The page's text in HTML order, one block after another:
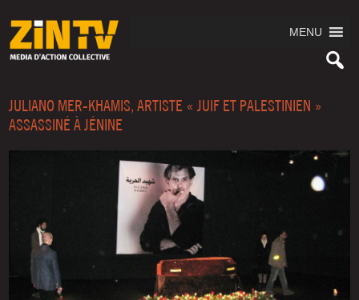
MENU
JULIANO MER-KHAMIS, ARTISTE « JUIF ET PALESTINIEN »
ASSASSINÉ À JÉNINE